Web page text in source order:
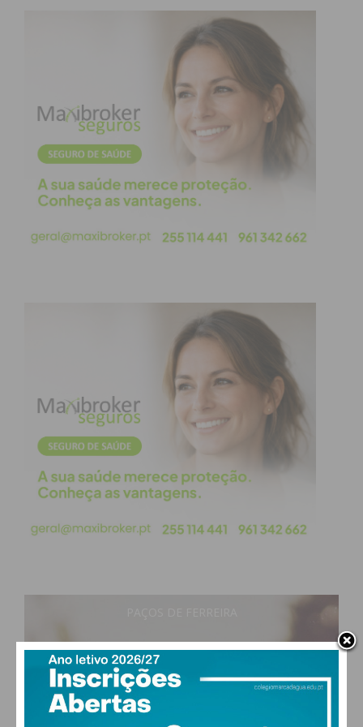
Subscreva a newsletter do
Imediato
Assine nossa newsletter por e-mail e
obtenha de forma regular a informação
22°
clear sky
vento: 1m/s ONO
MAX 23 • MIN 22